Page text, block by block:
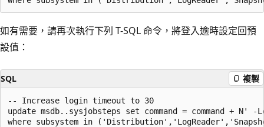
如有需要，請再次執行下列 T-SQL 命令，將登入逾時設定回預
設值：
SQL 複製
-- Increase login timeout to 30
update msdb..sysjobsteps set command = command + N' -